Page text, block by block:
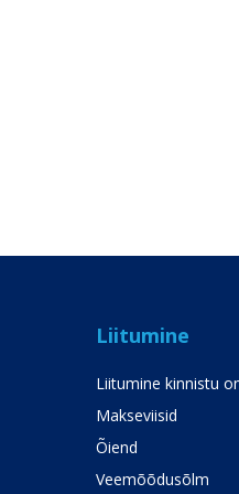
Liitumine
Liitumine kinnistu
Makseviisid
Õiend
Veemõõdusõlm